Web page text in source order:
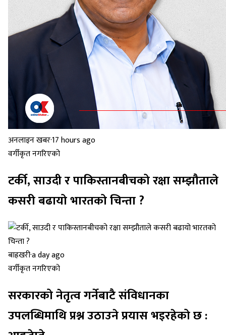
अनलाइन खबर·17 hours ago
वर्गीकृत नगरिएको
टर्की, साउदी र पाकिस्तानबीचको रक्षा सम्झौताले
कसरी बढायो भारतको चिन्ता ?
बाह्रखरी·a day ago
वर्गीकृत नगरिएको
सरकारको नेतृत्व गर्नेबाटै संविधानका
उपलब्धिमाथि प्रश्न उठाउने प्रयास भइरहेको छ :